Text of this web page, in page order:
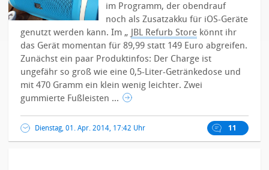
im Programm, der obendrauf
noch als Zusatzakku für iOS-Geräte
genutzt werden kann. Im „ JBL Refurb Store könnt ihr
das Gerät momentan für 89,99 statt 149 Euro abgreifen.
Zunächst ein paar Produktinfos: Der Charge ist
ungefähr so groß wie eine 0,5-Liter-Getränkedose und
mit 470 Gramm ein klein wenig leichter. Zwei
gummierte Fußleisten ...
Dienstag, 01. Apr. 2014, 17:42 Uhr 11